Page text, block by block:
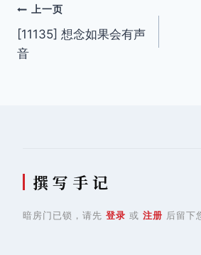
文
章
上一页
[11135] 想念如果会有声
音
撰 写 手 记
暗房门已锁，请先 登录 或 注册 后留下